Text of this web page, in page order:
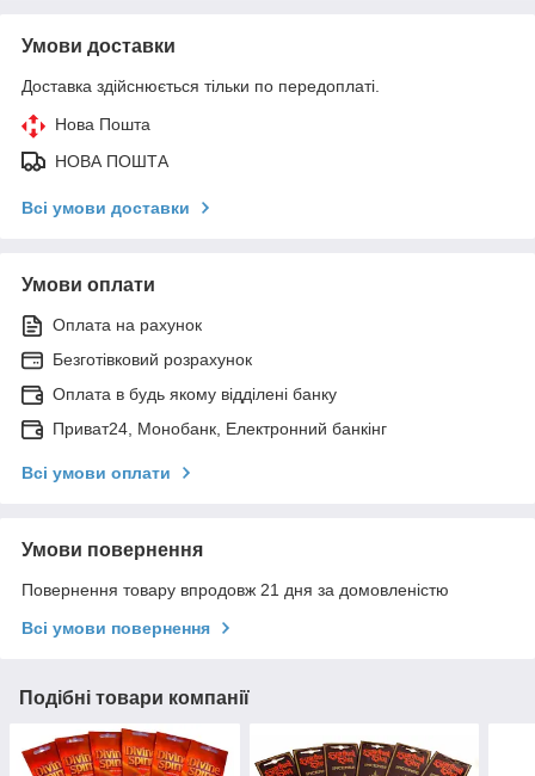
Умови доставки
Доставка здійснюється тільки по передоплаті.
Нова Пошта
НОВА ПОШТА
Всі умови доставки
Умови оплати
Оплата на рахунок
Безготівковий розрахунок
Оплата в будь якому відділені банку
Приват24, Монобанк, Електронний банкінг
Всі умови оплати
Умови повернення
Повернення товару впродовж 21 дня за домовленістю
Всі умови повернення
Подібні товари компанії